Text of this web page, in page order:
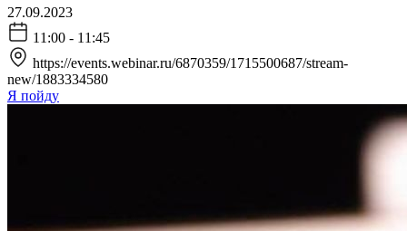
27.09.2023
11:00 - 11:45
https://events.webinar.ru/6870359/1715500687/stream-
new/1883334580
Я пойду